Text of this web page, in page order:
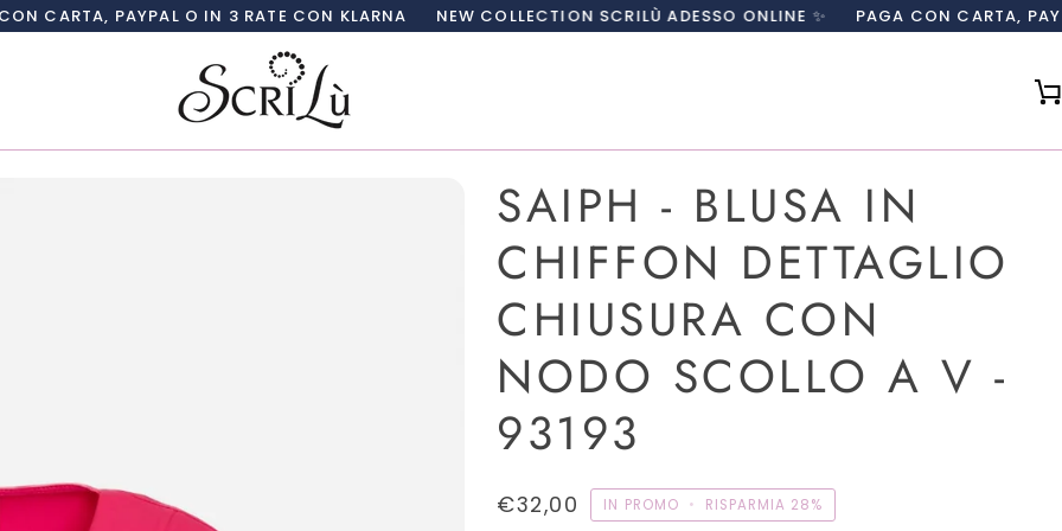
O IN 3 RATE CON KLARNA NEW COLLECTION SCRILÙ ADESSO ONLINE ✨ PAGA CON CARTA, PAYPAL O IN 3
SAIPH - BLUSA IN
CHIFFON DETTAGLIO
CHIUSURA CON
NODO SCOLLO A V -
93193
€32,00 IN PROMO • RISPARMIA 28%